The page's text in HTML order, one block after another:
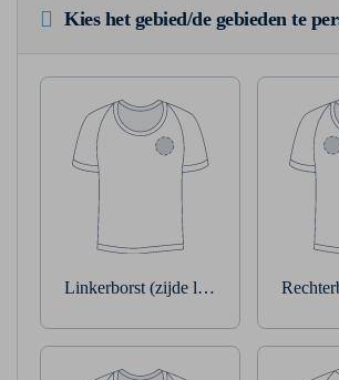
Kies het gebied/de gebieden te
Linkerborst (zijde linkerarm)